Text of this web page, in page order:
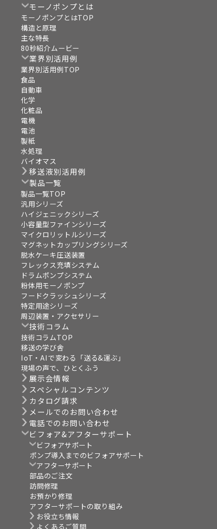
モーノポンプとは
モーノポンプとはTOP
構造と原理
主な特長
80秒紹介ムービー
業界別活用例
業界別活用例TOP
食品
自動車
化学
化粧品
電機
電池
製紙
水処理
バイオマス
移送液別活用例
製品一覧
製品一覧TOP
汎用シリーズ
ハイジェニックシリーズ
小容量型ファインシリーズ
マイクロリットルシリーズ
マグネットカップリングシリーズ
脱水ケーキ圧送装置
フレックス充填システム
ドラムポンプシステム
粉体用モーノポンプ
フードクラッシュシリーズ
特定用途シリーズ
周辺装置・アクセサリー
技術コラム
技術コラムTOP
移送の学び舎
IoT・AIで変わる「送る&運ぶ」
現場の声で、ひとくふう
展示会情報
スペシャルコンテンツ
カタログ請求
メールでのお問い合わせ
電話でのお問い合わせ
ビフォア&アフターサポート
ビフォアサポート
ポンプ導入までのビフォアサポート
アフターサポート
部品のご注文
訪問修理
お預かり修理
アフターサポートの取り組み
お役立ち情報
よくあるご質問